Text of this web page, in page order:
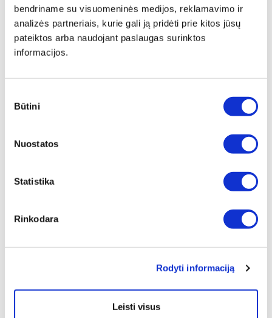
bendriname su visuomeninės medijos, reklamavimo ir
analizės partneriais, kurie gali ją pridėti prie kitos jūsų
pateiktos arba naudojant paslaugas surinktos
informacijos.
pasirinkimas
Būtini
Nuostatos
Statistika
Rinkodara
Rodyti informaciją
Leisti visus
Produkto aprašymas
Įkrovimo stotelę galima pastatyti tiesiai ant stalo
Tvirtinti prie sienos (yra dvi ertmės varžtams)
Kad krovimo procesas būtų efektyviausia, akumuliatoriai įkraunami po vieną.
Pirmasis įdėtas akumuliatorius pilnai įkraunamas, prieš pradedant krauti kitą.
Budėjimo režimas:
3 LED mirksėjimas reiškia, kad baterija laukia įkrovimo.
Papildomas indikatorius: